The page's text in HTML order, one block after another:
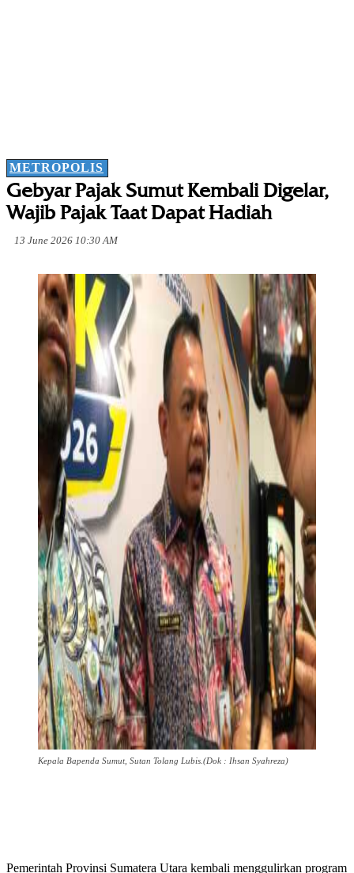
METROPOLIS
Gebyar Pajak Sumut Kembali Digelar,
Wajib Pajak Taat Dapat Hadiah
13 June 2026 10:30 AM
Kepala Bapenda Sumut, Sutan Tolang Lubis.(Dok : Ihsan Syahreza)
Pemerintah Provinsi Sumatera Utara kembali menggulirkan program